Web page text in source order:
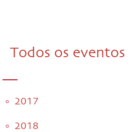
Todos os eventos
2017
2018